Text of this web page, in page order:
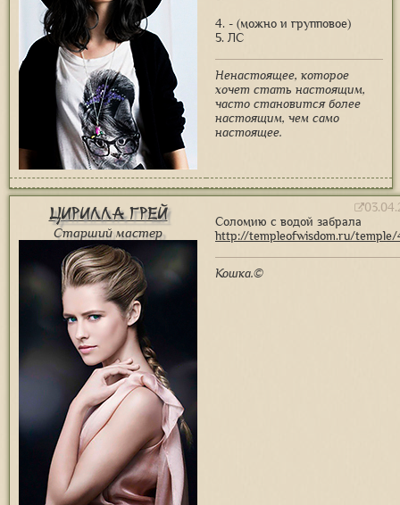
4. - (можно и групповое)
5. ЛС
Ненастоящее, которое
хочет стать настоящим,
часто становится более
настоящим, чем само
настоящее.
Цирилла Грей
Старший мастер
Соломию с водой забрала
http://templeofwisdom.ru/
Кошка.©